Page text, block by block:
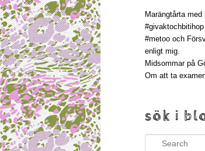
Marängtårta med
#givaktochbitihop
#metoo och
enligt mig.
Midsommar på
Om att ta
sök i
Search